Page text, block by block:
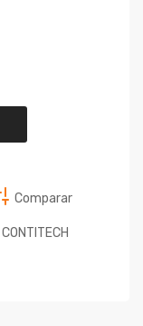
Comparar
CONTITECH